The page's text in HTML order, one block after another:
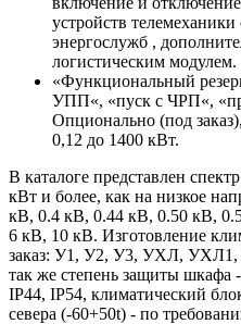
устройств
энергослужб ,
логистическим модулем.
«Функциональный
УПП«, «пуск с ЧРП«,
Опционально (под
0,12 до 1400 кВт.
В каталоге представлен
кВт и более, как на низкое
кВ, 0.4 кВ, 0.44 кВ, 0.50 кВ,
6 кВ, 10 кВ. Изготовление
заказ: У1, У2, У3, УХЛ,
так же степень защиты шкафа
IP44, IP54, климатический
севера (-60+50t) - по